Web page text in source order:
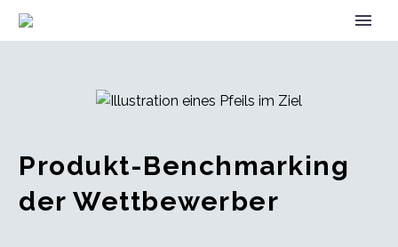
Produkt-Benchmarking
der Wettbewerber